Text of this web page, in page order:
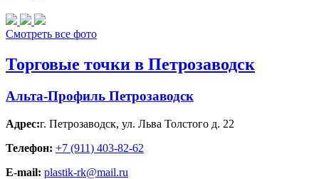
Смотреть все фото
Торговые точки в Петрозаводск
Альта-Профиль Петрозаводск
Адрес:г. Петрозаводск, ул. Льва Толстого д. 22
Телефон: +7 (911) 403-82-62
E-mail: plastik-rk@mail.ru